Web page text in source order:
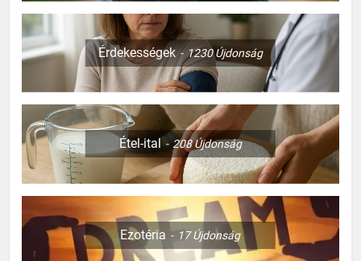
Érdekességek 1230Újdonság
Étel-ital 208Újdonság
Ezotéria 17Újdonság